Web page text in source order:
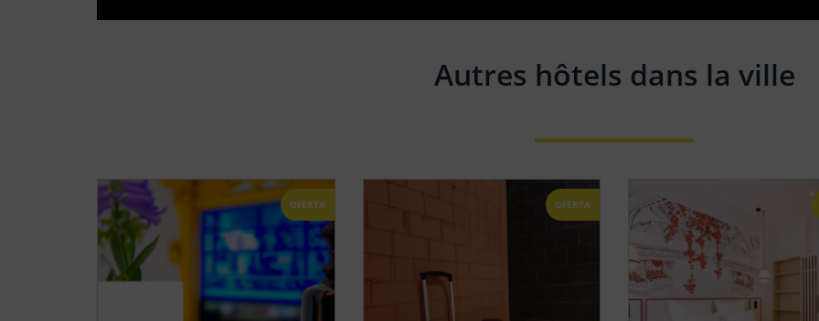
Autres hôtels dans la ville
OFERTA OFERTA